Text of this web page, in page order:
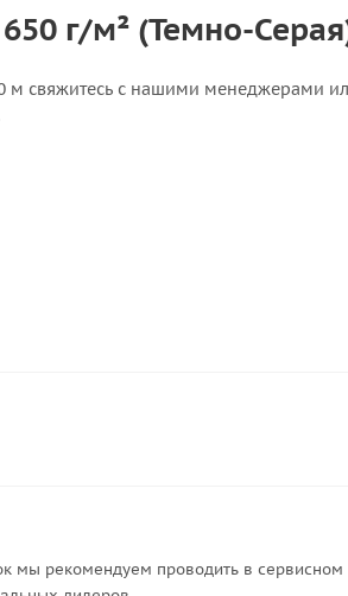
г/м² (Темно-
м свяжитесь с нашими менеджерами
мы рекомендуем проводить в